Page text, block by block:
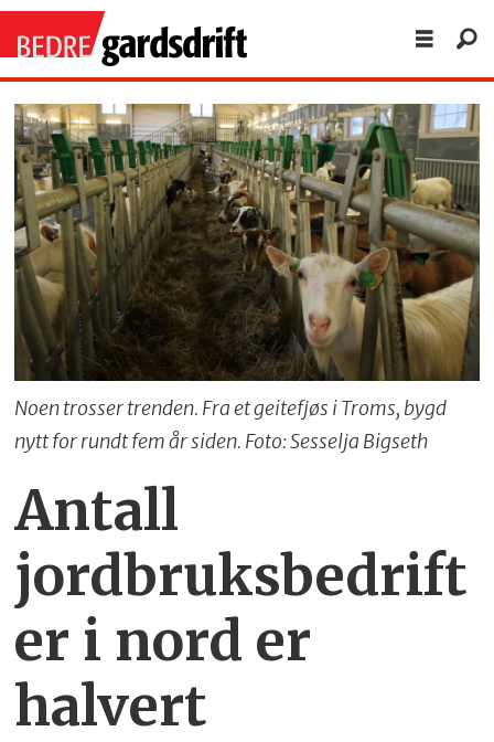
Noen trosser trenden. Fra et geitefjøs i Troms, bygd
nytt for rundt fem år siden. Foto: Sesselja Bigseth
Antall
jordbruksbedrift
er i nord er
halvert